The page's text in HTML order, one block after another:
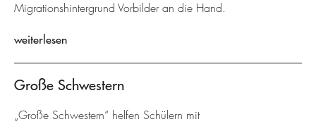
Migrationshintergrund Vorbilder an die Hand.
weiterlesen
Große Schwestern
„Große Schwestern“ helfen Schülern mit